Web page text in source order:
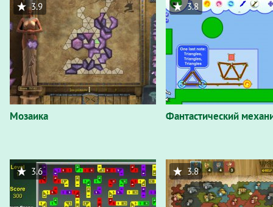
Мозаика
3.9
Фантастический
3.8
3.6 3.8